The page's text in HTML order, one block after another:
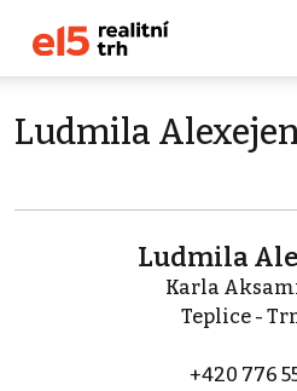
Ludmila
Ludmila
Karla
Teplice -
+420 776